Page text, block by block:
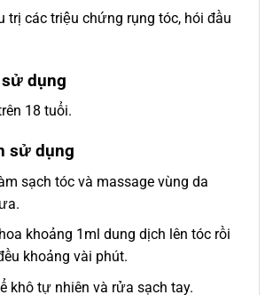
trị các triệu chứng rụng tóc, hói đầu
dụng
18 tuổi.
sử dụng
sạch tóc và massage vùng da
khoảng 1ml dung dịch lên tóc rồi
khoảng vài phút.
khô tự nhiên và rửa sạch tay.